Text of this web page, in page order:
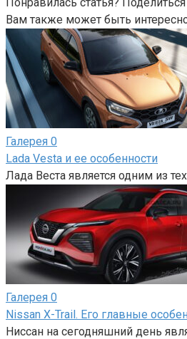
Вам также может быть
Галерея 0
Lada Vesta и ее особенности
Лада Веста является одним из
Галерея 0
Nissan X-Trail. Его главные
Ниссан на сегодняшний день